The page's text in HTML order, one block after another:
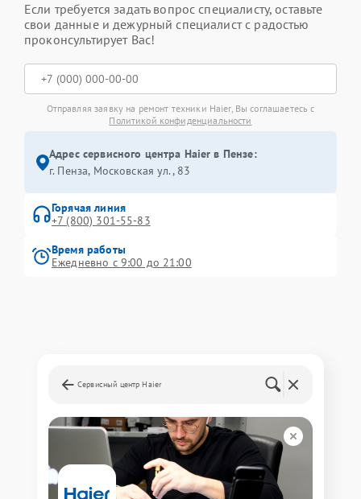
Если требуется задать вопрос специалисту, оставьте
свои данные и дежурный специалист с радостью
проконсультирует Вас!
Отправляя заявку на ремонт техники Haier, Вы соглашаетесь с
Политикой конфиденциальности
Адрес сервисного центра Haier в Пензе:
г. Пенза, Московская ул., 83
Горячая линия
+7 (800) 301-55-83
Время работы
Ежедневно с 9:00 до 21:00
Сервисный центр Haier